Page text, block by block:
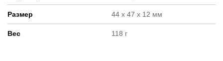
Размер 44 х 47 х 12 мм
Вес 118 г